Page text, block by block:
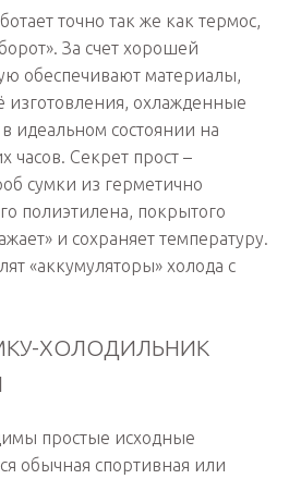
точно так же как термос,
За счет хорошей
обеспечивают материалы,
изготовления, охлажденные
идеальном состоянии на
часов. Секрет прост –
сумки из герметично
полиэтилена, покрытого
и сохраняет температуру.
«аккумуляторы» холода с
ХОЛОДИЛЬНИК
простые исходные
обычная спортивная или